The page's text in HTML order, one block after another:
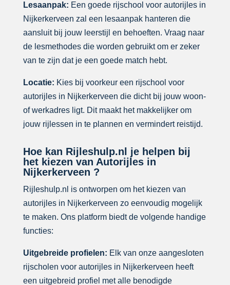
Lesaanpak: Een goede rijschool voor autorijles in
Nijkerkerveen zal een lesaanpak hanteren die
aansluit bij jouw leerstijl en behoeften. Vraag naar
de lesmethodes die worden gebruikt om er zeker
van te zijn dat je een goede match hebt.
Locatie: Kies bij voorkeur een rijschool voor
autorijles in Nijkerkerveen die dicht bij jouw woon-
of werkadres ligt. Dit maakt het makkelijker om
jouw rijlessen in te plannen en vermindert reistijd.
Hoe kan Rijleshulp.nl je helpen bij
het kiezen van Autorijles in
Nijkerkerveen ?
Rijleshulp.nl is ontworpen om het kiezen van
autorijles in Nijkerkerveen zo eenvoudig mogelijk
te maken. Ons platform biedt de volgende handige
functies:
Uitgebreide profielen: Elk van onze aangesloten
rijscholen voor autorijles in Nijkerkerveen heeft
een uitgebreid profiel met alle benodigde